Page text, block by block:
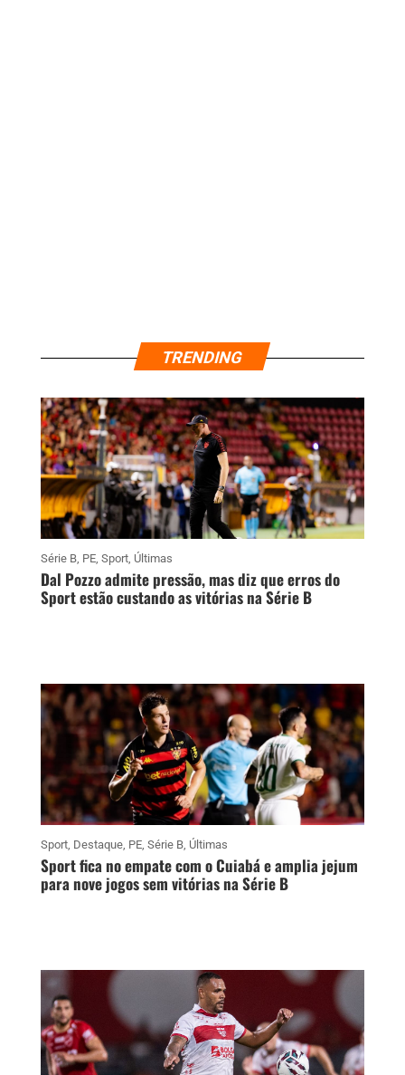
TRENDING
Série B, PE, Sport, Últimas
Dal Pozzo admite pressão, mas diz que erros do
Sport estão custando as vitórias na Série B
Sport, Destaque, PE, Série B, Últimas
Sport fica no empate com o Cuiabá e amplia jejum
para nove jogos sem vitórias na Série B